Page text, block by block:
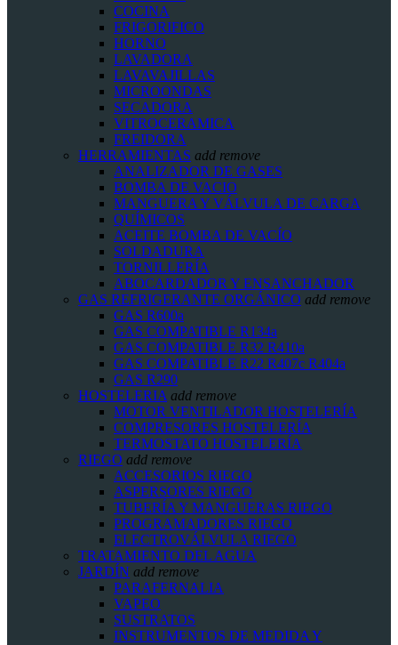
COCINA
FRIGORIFICO
HORNO
LAVADORA
LAVAVAJILLAS
MICROONDAS
SECADORA
VITROCERAMICA
FREIDORA
HERRAMIENTAS add remove
ANALIZADOR DE GASES
BOMBA DE VACIO
MANGUERA Y VÁLVULA DE CARGA
QUÍMICOS
ACEITE BOMBA DE VACÍO
SOLDADURA
TORNILLERÍA
ABOCARDADOR Y ENSANCHADOR
GAS REFRIGERANTE ORGÁNICO add remove
GAS R600a
GAS COMPATIBLE R134a
GAS COMPATIBLE R32 R410a
GAS COMPATIBLE R22 R407c R404a
GAS R290
HOSTELERIA add remove
MOTOR VENTILADOR HOSTELERÍA
COMPRESORES HOSTELERÍA
TERMOSTATO HOSTELERÍA
RIEGO add remove
ACCESORIOS RIEGO
ASPERSORES RIEGO
TUBERÍA Y MANGUERAS RIEGO
PROGRAMADORES RIEGO
ELECTROVÁLVULA RIEGO
TRATAMIENTO DEL AGUA
JARDÍN add remove
PARAFERNALIA
VAPEO
SUSTRATOS
INSTRUMENTOS DE MEDIDA Y